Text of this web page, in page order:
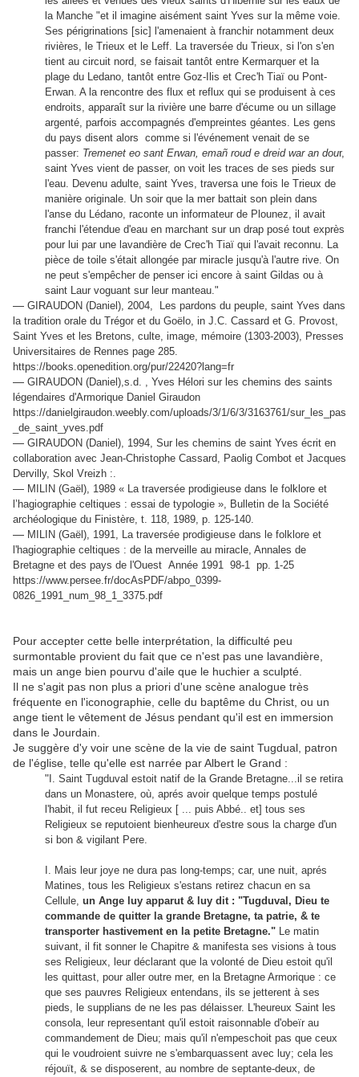
la Manche "et il imagine aisément saint Yves sur la même voie.
Ses périgrinations [sic] l'amenaient à franchir notamment deux
rivières, le Trieux et le Leff. La traversée du Trieux, si l'on s'en
tient au circuit nord, se faisait tantôt entre Kermarquer et la
plage du Ledano, tantôt entre Goz-Ilis et Crec'h Tiaï ou Pont-
Erwan. A la rencontre des flux et reflux qui se produisent à ces
endroits, apparaît sur la rivière une barre d'écume ou un sillage
argenté, parfois accompagnés d'empreintes géantes. Les gens
du pays disent alors comme si l'événement venait de se
passer: Tremenet eo sant Erwan, emañ roud e dreid war an dour,
saint Yves vient de passer, on voit les traces de ses pieds sur
l'eau. Devenu adulte, saint Yves, traversa une fois le Trieux de
manière originale. Un soir que la mer battait son plein dans
l'anse du Lédano, raconte un informateur de Plounez, il avait
franchi l'étendue d'eau en marchant sur un drap posé tout exprès
pour lui par une lavandière de Crec'h Tiaï qui l'avait reconnu. La
pièce de toile s'était allongée par miracle jusqu'à l'autre rive. On
ne peut s'empêcher de penser ici encore à saint Gildas ou à
saint Laur voguant sur leur manteau."
— GIRAUDON (Daniel), 2004, Les pardons du peuple, saint Yves dans
la tradition orale du Trégor et du Goëlo, in J.C. Cassard et G. Provost,
Saint Yves et les Bretons, culte, image, mémoire (1303-2003), Presses
Universitaires de Rennes page 285.
https://books.openedition.org/pur/22420?lang=fr
— GIRAUDON (Daniel),s.d. , Yves Hélori sur les chemins des saints
légendaires d'Armorique Daniel Giraudon
https://danielgiraudon.weebly.com/uploads/3/1/6/3/3163761/sur_les_pas
_de_saint_yves.pdf
— GIRAUDON (Daniel), 1994, Sur les chemins de saint Yves écrit en
collaboration avec Jean-Christophe Cassard, Paolig Combot et Jacques
Dervilly, Skol Vreizh :.
— MILIN (Gaël), 1989 « La traversée prodigieuse dans le folklore et
l’hagiographie celtiques : essai de typologie », Bulletin de la Société
archéologique du Finistère, t. 118, 1989, p. 125-140.
— MILIN (Gaël), 1991, La traversée prodigieuse dans le folklore et
l'hagiographie celtiques : de la merveille au miracle, Annales de
Bretagne et des pays de l'Ouest Année 1991 98-1 pp. 1-25
https://www.persee.fr/docAsPDF/abpo_0399-
0826_1991_num_98_1_3375.pdf
Pour accepter cette belle interprétation, la difficulté peu
surmontable provient du fait que ce n'est pas une lavandière,
mais un ange bien pourvu d'aile que le huchier a sculpté.
Il ne s'agit pas non plus a priori d'une scène analogue très
fréquente en l'iconographie, celle du baptême du Christ, ou un
ange tient le vêtement de Jésus pendant qu'il est en immersion
dans le Jourdain.
Je suggère d'y voir une scène de la vie de saint Tugdual, patron
de l'église, telle qu'elle est narrée par Albert le Grand :
" I. Saint Tugduval estoit natif de la Grande Bretagne...il se retira
dans un Monastere, où, aprés avoir quelque temps postulé
l'habit, il fut receu Religieux [ ... puis Abbé.. et] tous ses
Religieux se reputoient bienheureux d'estre sous la charge d'un
si bon & vigilant Pere.
I. Mais leur joye ne dura pas long-temps; car, une nuit, aprés
Matines, tous les Religieux s'estans retirez chacun en sa
Cellule, un Ange luy apparut & luy dit : "Tugduval, Dieu te
commande de quitter la grande Bretagne, ta patrie, & te
transporter hastivement en la petite Bretagne." Le matin
suivant, il fit sonner le Chapitre & manifesta ses visions à tous
ses Religieux, leur déclarant que la volonté de Dieu estoit qu'il
les quittast, pour aller outre mer, en la Bretagne Armorique : ce
que ses pauvres Religieux entendans, ils se jetterent à ses
pieds, le supplians de ne les pas délaisser. L'heureux Saint les
consola, leur representant qu'il estoit raisonnable d'obeïr au
commandement de Dieu; mais qu'il n'empeschoit pas que ceux
qui le voudroient suivre ne s'embarquassent avec luy; cela les
réjouït, & se disposerent, au nombre de septante-deux, de